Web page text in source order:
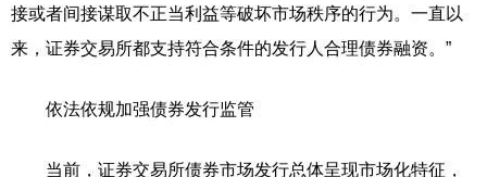
接或者间接谋取不正当利益等破坏市场秩序的行为。一直以
来，证券交易所都支持符合条件的发行人合理债券融资。”
依法依规加强债券发行监管
当前，证券交易所债券市场发行总体呈现市场化特征，